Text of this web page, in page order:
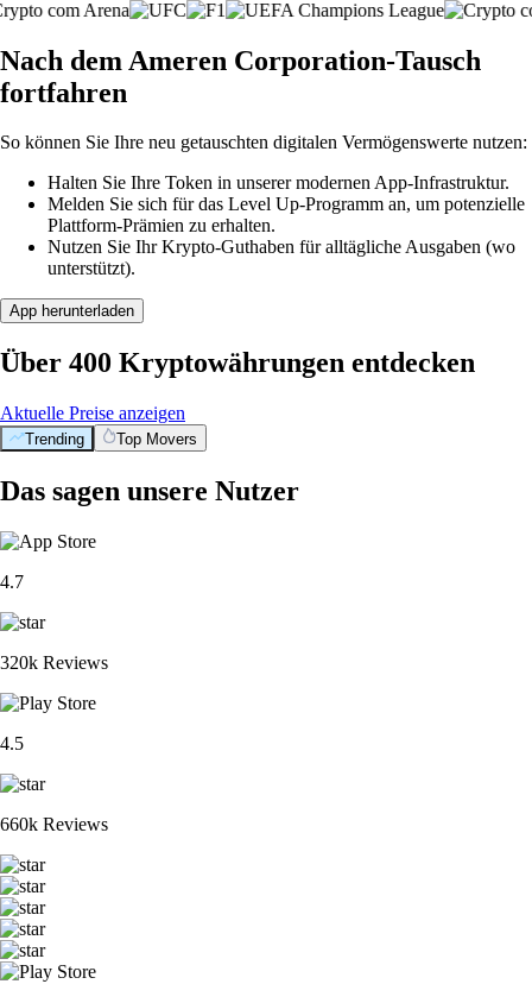
Nach dem Ameren Corporation-Tausch
fortfahren
So können Sie Ihre neu getauschten digitalen Vermögenswerte nutzen:
Halten Sie Ihre Token in unserer modernen App-Infrastruktur.
Melden Sie sich für das Level Up-Programm an, um potenzielle
Plattform-Prämien zu erhalten.
Nutzen Sie Ihr Krypto-Guthaben für alltägliche Ausgaben (wo
unterstützt).
App herunterladen
Über 400 Kryptowährungen entdecken
Aktuelle Preise anzeigen
Trending Top Movers
Das sagen unsere Nutzer
4.7
320k Reviews
4.5
660k Reviews